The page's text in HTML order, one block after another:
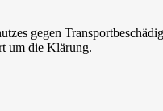
gegen
um die Klärung.